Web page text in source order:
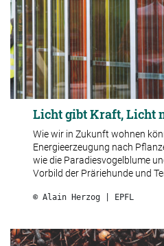
Licht gibt Kraft, Licht
Wie wir in Zukunft wohnen
Energieerzeugung nach
wie die Paradiesvogelblume
Vorbild der Präriehunde und
© Alain Herzog | EPFL